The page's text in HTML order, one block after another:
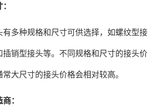
种规格和尺寸可供选择，如螺纹型接
插销型接头等。不同规格和尺寸的接头价
大尺寸的接头价格会相对较高。
：